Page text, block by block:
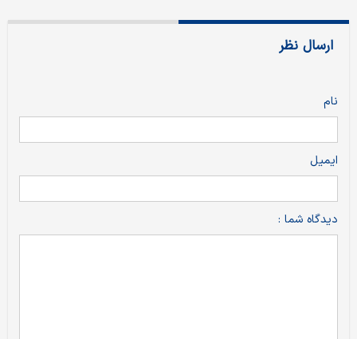
ارسال نظر
نام
ایمیل
دیدگاه شما :